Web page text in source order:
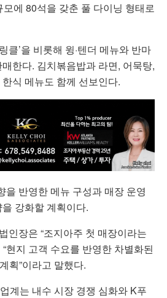
에 80석을 갖춘 풀 다이닝 형태로
클’을 비롯해 윙·텐더 메뉴와 반마
한다. 김치볶음밥과 라면, 어묵탕,
식 메뉴도 함께 선보인다.
을 반영한 메뉴 구성과 매장 운영
강화할 계획이다.
인장은 “조지아주 첫 매장이라는
현지 고객 수요를 반영한 차별화된
획”이라고 말했다.
계는 내수 시장 경쟁 심화와 K푸